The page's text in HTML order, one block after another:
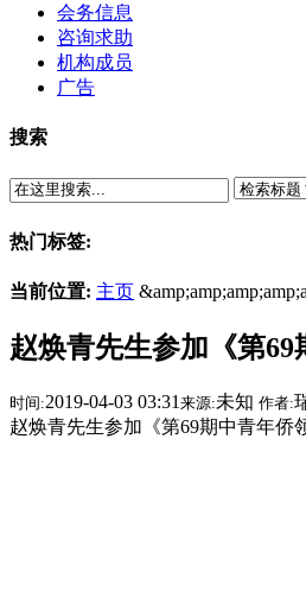
会务信息
咨询求助
机构成员
广告
搜索
热门标签:
当前位置: 主页
赵焕青先生参加《第
时间:2019-04-03 03:31 来源:未知 作者:
赵焕青先生参加《第69期中青年侨